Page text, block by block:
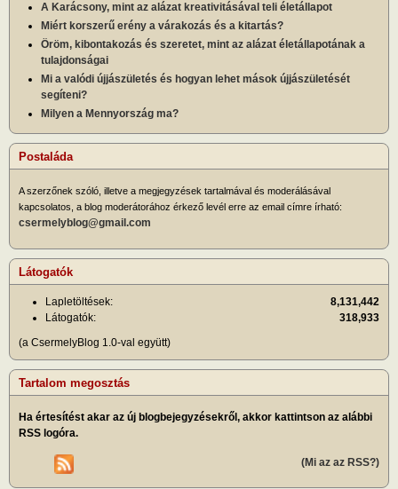
A Karácsony, mint az alázat kreativitásával teli életállapot
Miért korszerű erény a várakozás és a kitartás?
Öröm, kibontakozás és szeretet, mint az alázat életállapotának a
tulajdonságai
Mi a valódi újjászületés és hogyan lehet mások újjászületését
segíteni?
Milyen a Mennyország ma?
Postaláda
A szerzőnek szóló, illetve a megjegyzések tartalmával és moderálásával
kapcsolatos, a blog moderátorához érkező levél erre az email címre írható:
csermelyblog@gmail.com
Látogatók
Lapletöltések:
8,131,442
Látogatók:
318,933
(a CsermelyBlog 1.0-val együtt)
Tartalom megosztás
Ha értesítést akar az új blogbejegyzésekről, akkor kattintson az alábbi
RSS logóra.
(Mi az az RSS?)